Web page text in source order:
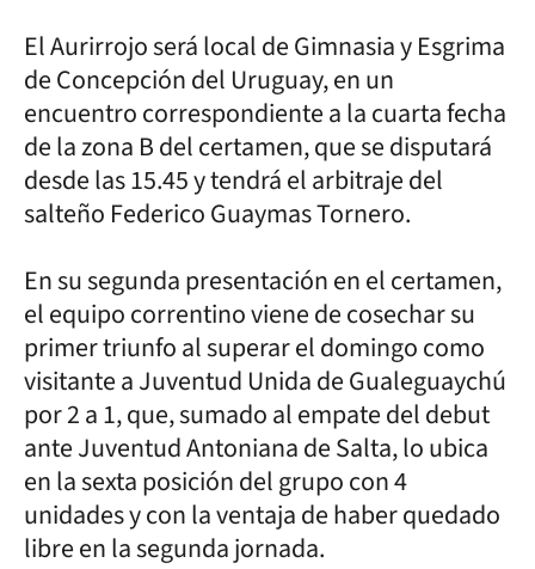
El Aurirrojo será local de Gimnasia y Esgrima
de Concepción del Uruguay, en un
encuentro correspondiente a la cuarta fecha
de la zona B del certamen, que se disputará
desde las 15.45 y tendrá el arbitraje del
salteño Federico Guaymas Tornero.
En su segunda presentación en el certamen,
el equipo correntino viene de cosechar su
primer triunfo al superar el domingo como
visitante a Juventud Unida de Gualeguaychú
por 2 a 1, que, sumado al empate del debut
ante Juventud Antoniana de Salta, lo ubica
en la sexta posición del grupo con 4
unidades y con la ventaja de haber quedado
libre en la segunda jornada.